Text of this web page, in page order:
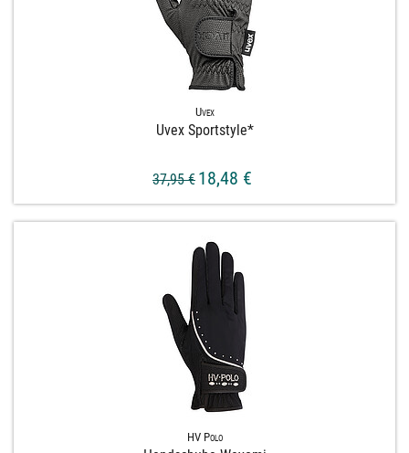
Uvex
Uvex Sportstyle*
37,95 € 18,48 €
HV Polo